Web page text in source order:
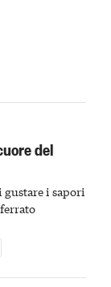
del
i sapori